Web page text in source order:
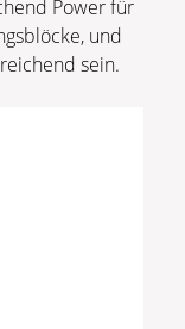
Power für
und
sein.